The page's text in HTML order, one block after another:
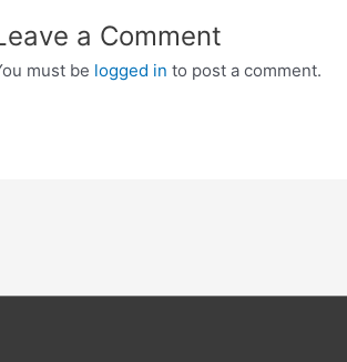
a Comment
must be logged in to post a comment.